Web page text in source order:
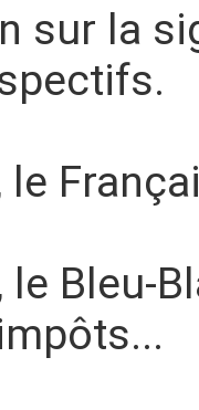
sur la
le
le Bleu-